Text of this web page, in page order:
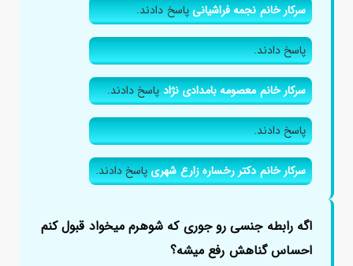
سرکار خانم نجمه فراشیانیپاسخ دادند.
پاسخ دادند.
سرکار خانم معصومه بامدادی نژادپاسخ دادند.
پاسخ دادند.
سرکار خانم دکتر رخساره زارع شهریپاسخ دادند.
اگه رابطه جنسی رو جوری که شوهرم میخواد قبول کنم
احساس گناهش رفع میشه؟